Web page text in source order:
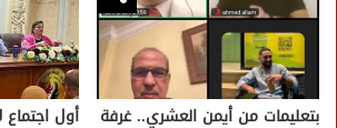
بتعليمات من أيمن العشري.. غرفة أول اجتماع